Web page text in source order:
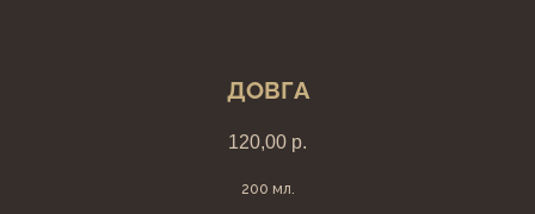
ДОВГА
120,00 р.
200 мл.